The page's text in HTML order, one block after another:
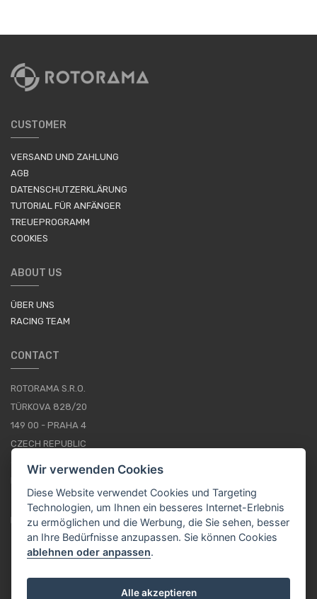
CUSTOMER
VERSAND UND ZAHLUNG
AGB
DATENSCHUTZERKLÄRUNG
TUTORIAL FÜR ANFÄNGER
TREUEPROGRAMM
COOKIES
ABOUT US
ÜBER UNS
RACING TEAM
CONTACT
ROTORAMA S.R.O.
TÜRKOVA 828/20
149 00 - PRAHA 4
CZECH REPUBLIC
+420 252 252 098
IMPRESSUM
Wir verwenden Cookies
Diese Website verwendet Cookies und Targeting
Technologien, um Ihnen ein besseres Internet-Erlebnis
zu ermöglichen und die Werbung, die Sie sehen, besser
an Ihre Bedürfnisse anzupassen. Sie können Cookies
ablehnen oder anpassen.
Alle akzeptieren